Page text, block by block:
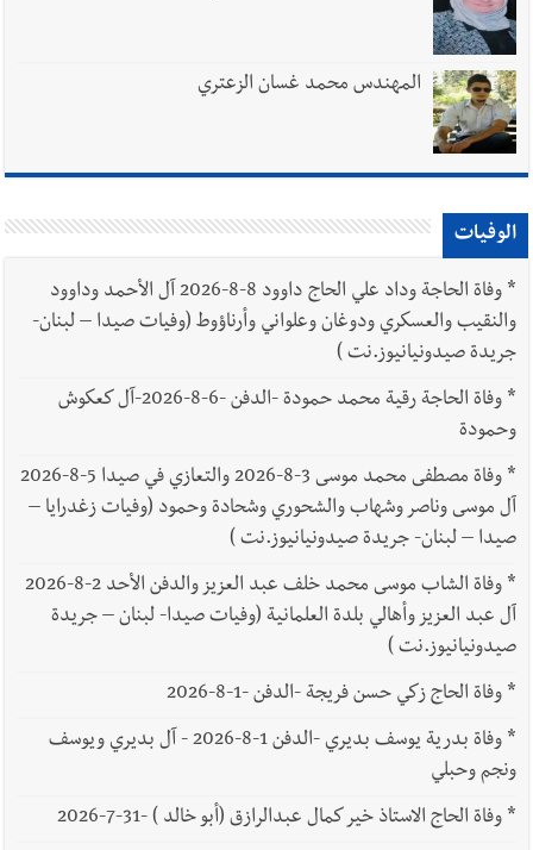
المهندس محمد غسان الزعتري
الوفيات
*
وفاة الحاجة وداد علي الحاج داوود 8-8-2026 آل الأحمد وداوود
والنقيب والعسكري ودوغان وعلواني وأرناؤوط (وفيات صيدا – لبنان-
جريدة صيدونيانيوز.نت )
*
وفاة الحاجة رقية محمد حمودة -الدفن -6-8-2026-آل كعكوش
وحمودة
*
وفاة مصطفى محمد موسى 3-8-2026 والتعازي في صيدا 5-8-2026
آل موسى وناصر وشهاب والشحوري وشحادة وحمود (وفيات زغدرايا –
صيدا – لبنان- جريدة صيدونيانيوز.نت )
*
وفاة الشاب موسى محمد خلف عبد العزيز والدفن الأحد 2-8-2026
آل عبد العزيز وأهالي بلدة العلمانية (وفيات صيدا- لبنان – جريدة
صيدونيانيوز.نت )
*وفاة الحاج زكي حسن فريجة -الدفن -1-8-2026
*
وفاة بدرية يوسف بديري -الدفن 1-8-2026 - آل بديري ويوسف
ونجم وحبلي
*وفاة الحاج الاستاذ خير كمال عبدالرازق (أبو خالد ) -31-7-2026